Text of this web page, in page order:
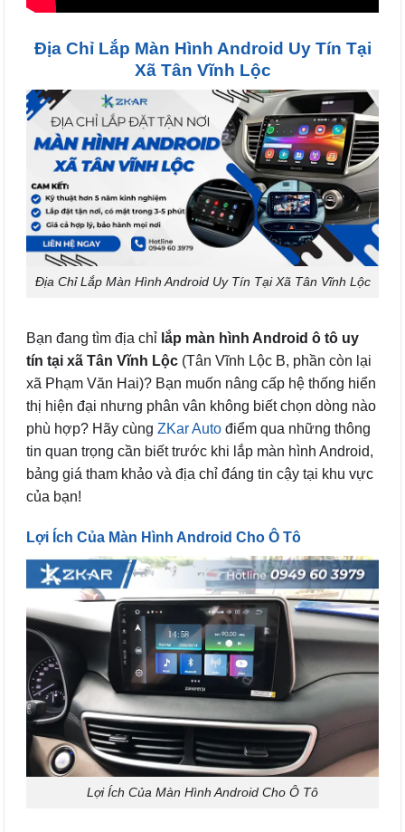
Địa Chỉ Lắp Màn Hình Android Uy Tín Tại
Xã Tân Vĩnh Lộc
Địa Chỉ Lắp Màn Hình Android Uy Tín Tại Xã Tân Vĩnh Lộc
Bạn đang tìm địa chỉ lắp màn hình Android ô tô uy
tín tại xã Tân Vĩnh Lộc (Tân Vĩnh Lộc B, phần còn lại
xã Phạm Văn Hai)? Bạn muốn nâng cấp hệ thống hiển
thị hiện đại nhưng phân vân không biết chọn dòng nào
phù hợp? Hãy cùng ZKar Auto điểm qua những thông
tin quan trọng cần biết trước khi lắp màn hình Android,
bảng giá tham khảo và địa chỉ đáng tin cậy tại khu vực
của bạn!
Lợi Ích Của Màn Hình Android Cho Ô Tô
Lợi Ích Của Màn Hình Android Cho Ô Tô